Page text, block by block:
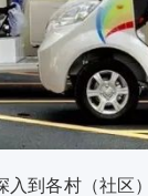
到各村（社区